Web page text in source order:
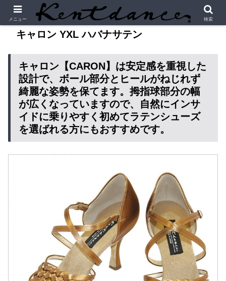
キャロン YXL ハバナサテン
キャロン【CARON】は安定感を重視した
設計で、ボール部分とヒールがねじれず
綺麗な姿勢を保てます。拇指球部分の幅
が広くなっていますので、自然にインサ
イドに乗りやすく初めてラテンシューズ
を選ばれる方にもおすすめです。
メニュー 検索